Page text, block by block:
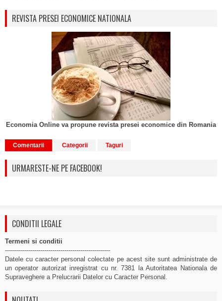
REVISTA PRESEI ECONOMICE NATIONALA
Economia Online va propune revista presei economice din Romania
Comentarii Categorii Taguri
URMARESTE-NE PE FACEBOOK!
CONDITII LEGALE
Termeni si conditii
-----------------------------------------------------
Datele cu caracter personal colectate pe acest site sunt administrate de
un operator autorizat inregistrat cu nr. 7381 la Autoritatea Nationala de
Supraveghere a Prelucrarii Datelor cu Caracter Personal.